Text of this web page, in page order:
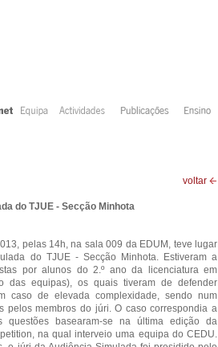
voltar
do TJUE - Secção Minhota
pelas 14h, na sala 009 da EDUM, teve lugar
do TJUE - Secção Minhota. Estiveram a
por alunos do 2.º ano da licenciatura em
das equipas), os quais tiveram de defender
caso de elevada complexidade, sendo num
pelos membros do júri. O caso correspondia a
basearam-se na última edição da
na qual interveio uma equipa do CEDU.